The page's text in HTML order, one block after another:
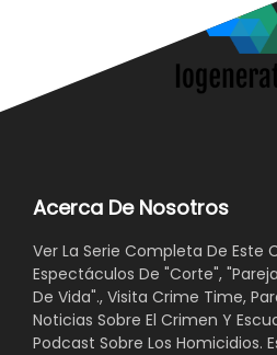
Acerca De Nosotros
Ver La Serie Completa De Este
Espectáculos De "Corte",
De Vida"., Visita Crime Time,
Noticias Sobre El Crimen Y
Podcast Sobre Los Homicidios.